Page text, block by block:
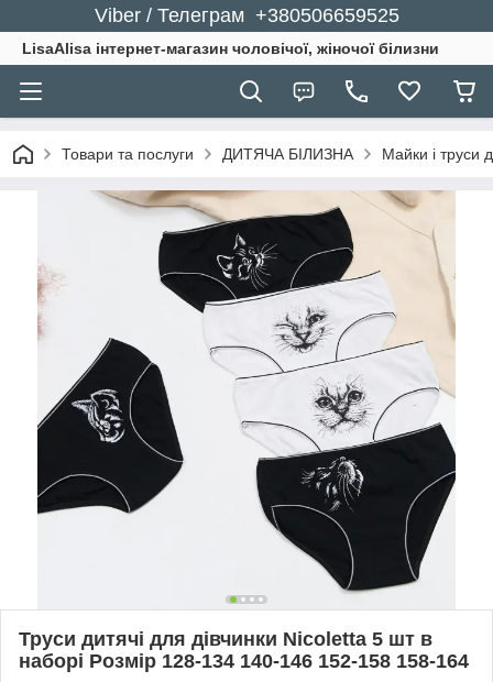
Viber / Телеграм +380506659525
LisaAlisa інтернет-магазин чоловічої, жіночої білизни
Товари та послуги ДИТЯЧА БІЛИЗНА Майки і труси
Труси дитячі для дівчинки Nicoletta 5 шт в
наборі Розмір 128-134 140-146 152-158 158-164